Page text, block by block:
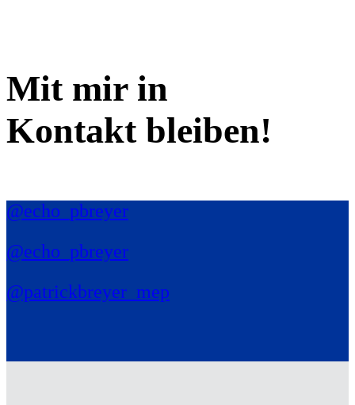
Mit mir in
Kontakt bleiben!
@echo_pbreyer
@echo_pbreyer
@patrickbreyer_mep